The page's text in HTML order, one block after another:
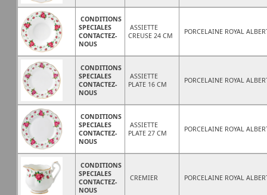
CONDITIONS
SPECIALES
CONTACTEZ-
NOUS
ASSIETTE
CREUSE 24 CM
PORCELAINE ROYAL
CONDITIONS
SPECIALES
CONTACTEZ-
NOUS
ASSIETTE
PLATE 16 CM
PORCELAINE ROYAL
CONDITIONS
SPECIALES
CONTACTEZ-
NOUS
ASSIETTE
PLATE 27 CM
PORCELAINE ROYAL
CONDITIONS
SPECIALES
CONTACTEZ-
NOUS
CREMIER PORCELAINE ROYAL